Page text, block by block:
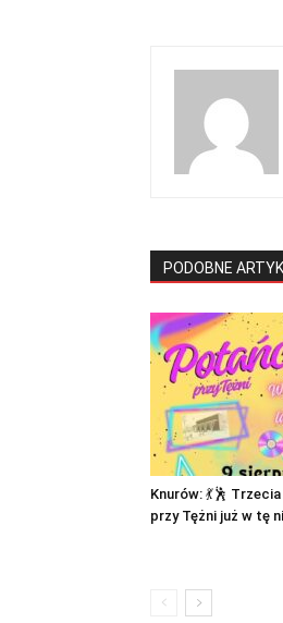
PODOBNE
Knurów: 💃🕺
przy Tężni już w tę